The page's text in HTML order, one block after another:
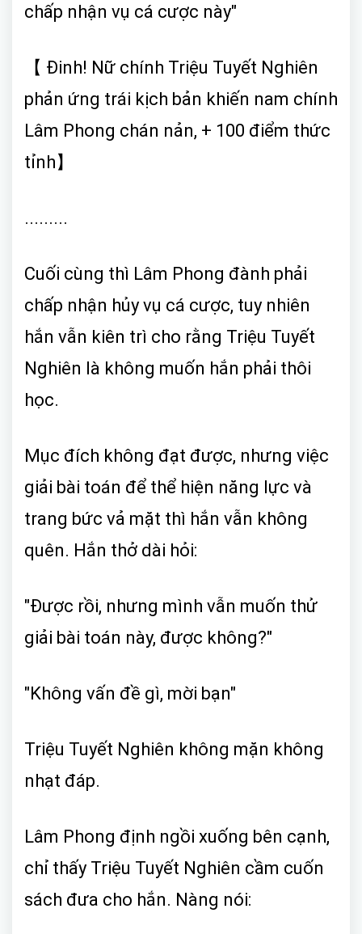
chấp nhận vụ cá cược này"
【 Đinh! Nữ chính Triệu Tuyết Nghiên
phản ứng trái kịch bản khiến nam chính
Lâm Phong chán nản, + 100 điểm thức
tỉnh】
.........
Cuối cùng thì Lâm Phong đành phải
chấp nhận hủy vụ cá cược, tuy nhiên
hắn vẫn kiên trì cho rằng Triệu Tuyết
Nghiên là không muốn hắn phải thôi
học.
Mục đích không đạt được, nhưng việc
giải bài toán để thể hiện năng lực và
trang bức vả mặt thì hắn vẫn không
quên. Hắn thở dài hỏi:
"Được rồi, nhưng mình vẫn muốn thử
giải bài toán này, được không?"
"Không vấn đề gì, mời bạn"
Triệu Tuyết Nghiên không mặn không
nhạt đáp.
Lâm Phong định ngồi xuống bên cạnh,
chỉ thấy Triệu Tuyết Nghiên cầm cuốn
sách đưa cho hắn. Nàng nói: